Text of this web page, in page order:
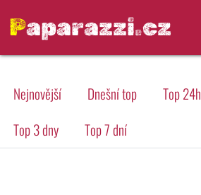
Paparazzi.cz
Nejnovější Dnešní top Top 24h
Top 3 dny
Top 7 dní